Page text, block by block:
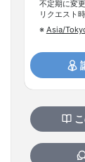
不定期に変
リクエスト
※ Asia/